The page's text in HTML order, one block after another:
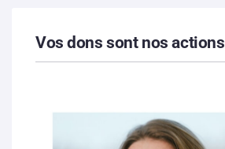
Vos dons sont nos actions